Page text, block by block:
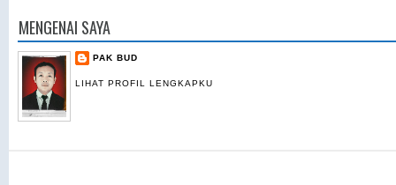
MENGENAI SAYA
PAK BUD
LIHAT PROFIL LENGKAPKU